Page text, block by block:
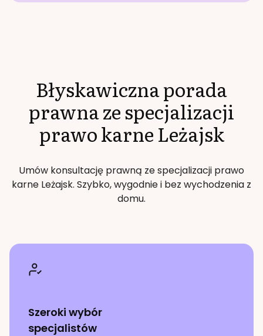
Błyskawiczna porada
prawna ze specjalizacji
prawo karneLeżajsk
Umów konsultację prawną ze specjalizacji prawo
karne Leżajsk. Szybko, wygodnie i bez wychodzenia z
domu.
Szeroki wybór
specjalistów